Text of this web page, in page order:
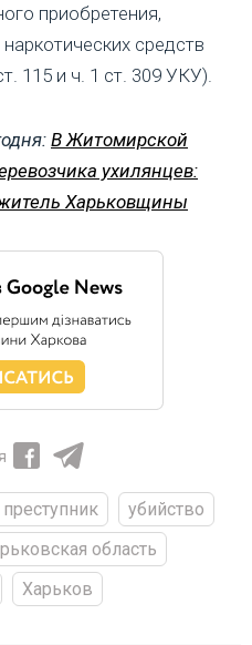
приобретения,
средств
115 и ч. 1 ст. 309 УКУ).
В Житомирской
ухилянцев:
Харьковщины
преступник
убийство
область
Харьков